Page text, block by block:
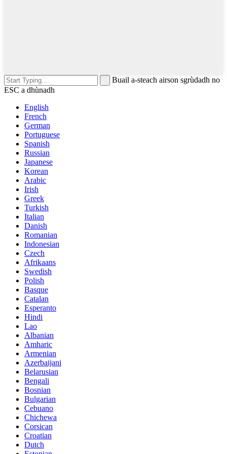
Buail a-steach airson sgrùdadh no
ESC a dhùnadh
English
French
German
Portuguese
Spanish
Russian
Japanese
Korean
Arabic
Irish
Greek
Turkish
Italian
Danish
Romanian
Indonesian
Czech
Afrikaans
Swedish
Polish
Basque
Catalan
Esperanto
Hindi
Lao
Albanian
Amharic
Armenian
Azerbaijani
Belarusian
Bengali
Bosnian
Bulgarian
Cebuano
Chichewa
Corsican
Croatian
Dutch